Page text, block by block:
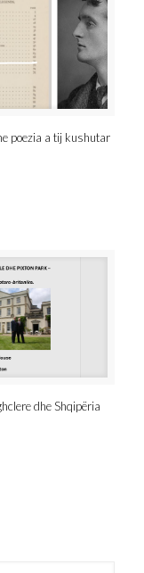
poezia a tij kushutar
dhe Shqipëria